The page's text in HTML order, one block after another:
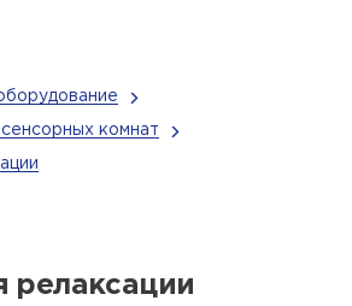
комнат
релаксации